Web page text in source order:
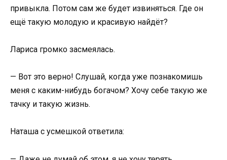
привыкла. Потом сам же будет извиняться. Где он
ещё такую молодую и красивую найдёт?
Лариса громко засмеялась.
— Вот это верно! Слушай, когда уже познакомишь
меня с каким-нибудь богачом? Хочу себе такую же
тачку и такую жизнь.
Наташа с усмешкой ответила: